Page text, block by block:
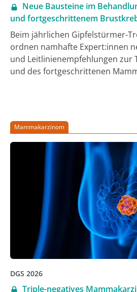
Neue Bausteine im
und fortgeschrittenem
Beim jährlichen Gipfelstürmer-
ordnen namhafte Expert:innen
und Leitlinienempfehlungen zur
und des fortgeschrittenen
zum großen Teil interaktive
Diskussion der Daten und
Vorträge und Diskussionen
mehr, dass personalisierte
damit die Relevanz der
Bewusstsein angekommen sind.
folgenden Berichts stehen
klinische Praxis relevant sind.
Mammakarzinom
DGS 2026
Triple-negatives